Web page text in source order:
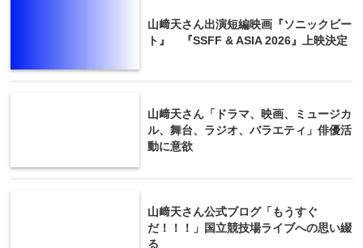
山﨑天さん出演短編映画『ソニックビー
ト』 『SSFF & ASIA 2026』上映決定
山﨑天さん「ドラマ、映画、ミュージカ
ル、舞台、ラジオ、バラエティ」俳優活
動に意欲
山﨑天さん公式ブログ「もうすぐ
だ！！！」国立競技場ライブへの思い綴
る